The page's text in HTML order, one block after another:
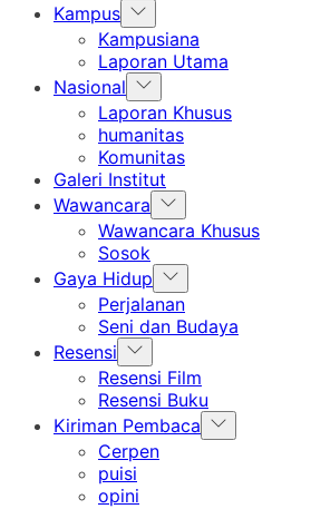
Kampus Show
sub
menu
Kampusiana
Laporan Utama
Nasional Show
sub
menu
Laporan Khusus
humanitas
Komunitas
Galeri Institut
Wawancara Show
sub
Wawancara Khusus
Sosok
Gaya Hidup Show
sub
menu
Perjalanan
Seni dan Budaya
Resensi Show
sub
menu
Resensi Film
Resensi Buku
Kiriman Pembaca Show
sub
Cerpen
puisi
opini